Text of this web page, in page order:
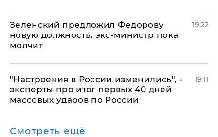
Зеленский предложил Федорову
новую должность, экс-министр пока
молчит
19:22
"Настроения в России изменились", -
эксперты про итог первых 40 дней
массовых ударов по России
19:11
Смотреть ещё